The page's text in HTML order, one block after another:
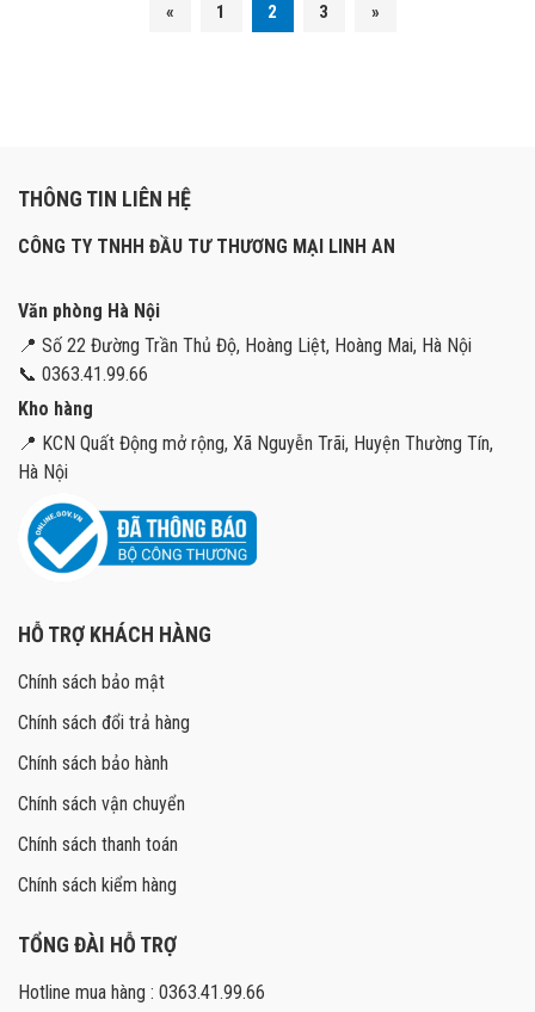
« 1 2 3 »
THÔNG TIN LIÊN HỆ
CÔNG TY TNHH ĐẦU TƯ THƯƠNG MẠI LINH AN
Văn phòng Hà Nội
📍 Số 22 Đường Trần Thủ Độ, Hoàng Liệt, Hoàng Mai, Hà Nội
📞 0363.41.99.66
Kho hàng
📍 KCN Quất Động mở rộng, Xã Nguyễn Trãi, Huyện Thường Tín,
Hà Nội
HỖ TRỢ KHÁCH HÀNG
Chính sách bảo mật
Chính sách đổi trả hàng
Chính sách bảo hành
Chính sách vận chuyển
Chính sách thanh toán
Chính sách kiểm hàng
TỔNG ĐÀI HỖ TRỢ
Hotline mua hàng : 0363.41.99.66